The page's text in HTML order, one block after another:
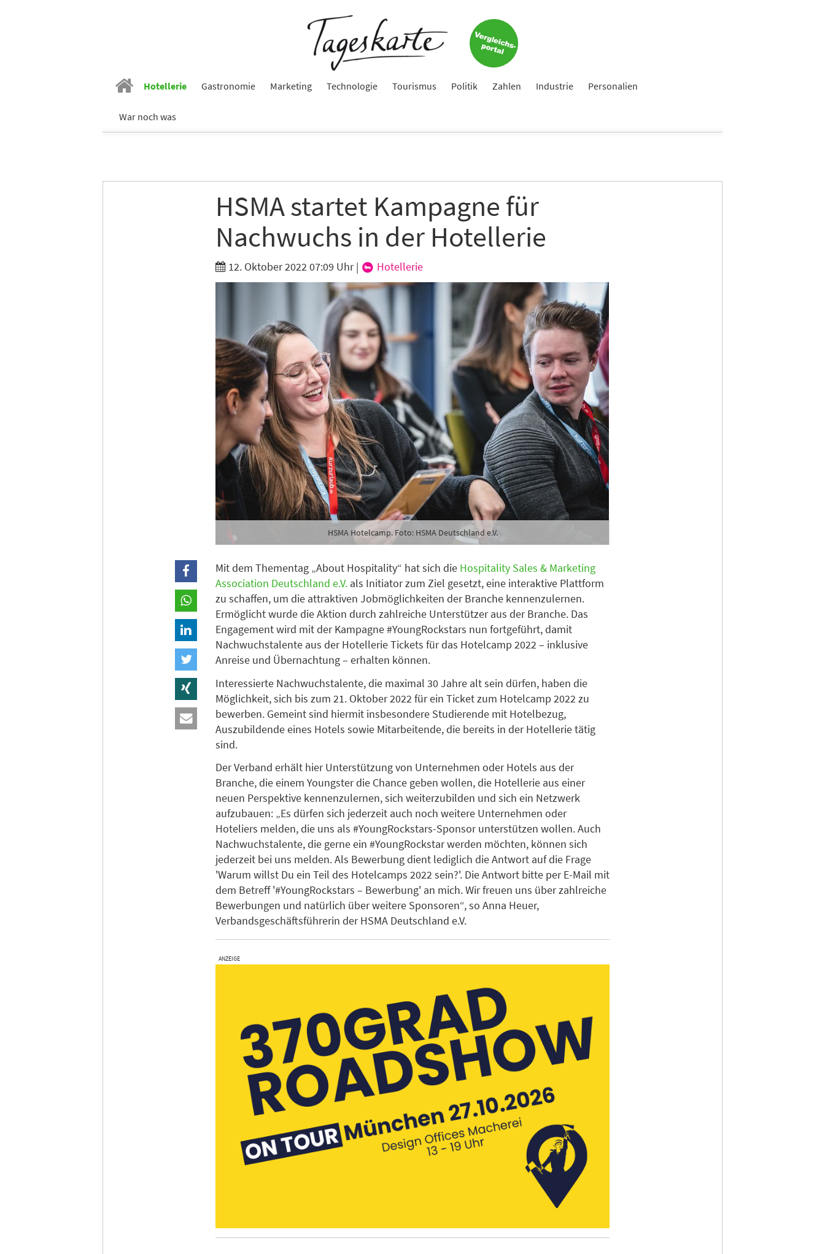
Hotellerie Gastronomie Marketing Technologie Tourismus Politik Zahlen Industrie Personalien
War noch was
HSMA startet Kampagne für
Nachwuchs in der Hotellerie
12. Oktober 2022 07:09 Uhr| Hotellerie
HSMA Hotelcamp. Foto: HSMA Deutschland e.V.
Mit dem Thementag „About Hospitality“ hat sich die Hospitality Sales & Marketing
Association Deutschland e.V. als Initiator zum Ziel gesetzt, eine interaktive Plattform
zu schaffen, um die attraktiven Jobmöglichkeiten der Branche kennenzulernen.
Ermöglicht wurde die Aktion durch zahlreiche Unterstützer aus der Branche. Das
Engagement wird mit der Kampagne #YoungRockstars nun fortgeführt, damit
Nachwuchstalente aus der Hotellerie Tickets für das Hotelcamp 2022 – inklusive
Anreise und Übernachtung – erhalten können.
Interessierte Nachwuchstalente, die maximal 30 Jahre alt sein dürfen, haben die
Möglichkeit, sich bis zum 21. Oktober 2022 für ein Ticket zum Hotelcamp 2022 zu
bewerben. Gemeint sind hiermit insbesondere Studierende mit Hotelbezug,
Auszubildende eines Hotels sowie Mitarbeitende, die bereits in der Hotellerie tätig
sind.
Der Verband erhält hier Unterstützung von Unternehmen oder Hotels aus der
Branche, die einem Youngster die Chance geben wollen, die Hotellerie aus einer
neuen Perspektive kennenzulernen, sich weiterzubilden und sich ein Netzwerk
aufzubauen: „Es dürfen sich jederzeit auch noch weitere Unternehmen oder
Hoteliers melden, die uns als #YoungRockstars-Sponsor unterstützen wollen. Auch
Nachwuchstalente, die gerne ein #YoungRockstar werden möchten, können sich
jederzeit bei uns melden. Als Bewerbung dient lediglich die Antwort auf die Frage
'Warum willst Du ein Teil des Hotelcamps 2022 sein?'. Die Antwort bitte per E-Mail mit
dem Betreff '#YoungRockstars – Bewerbung' an mich. Wir freuen uns über zahlreiche
Bewerbungen und natürlich über weitere Sponsoren“, so Anna Heuer,
Verbandsgeschäftsführerin der HSMA Deutschland e.V.
ANZEIGE